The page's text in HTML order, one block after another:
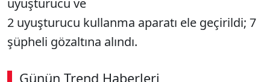
uyuşturucu ve
2 uyuşturucu kullanma aparatı ele geçirildi; 7
şüpheli gözaltına alındı.
Günün Trend Haberleri